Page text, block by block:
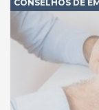
CONSELHOS DE